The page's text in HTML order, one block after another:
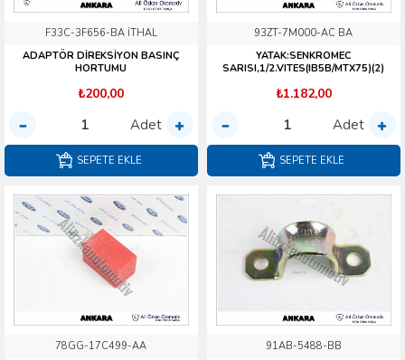
F33C-3F656-BA İTHAL
ADAPTÖR DİREKSİYON BASINÇ
HORTUMU
₺200,00
Adet
SEPETE EKLE
93ZT-7M000-AC BA
YATAK:SENKROMEC
SARISI,1/2.VITES(IB5B/MTX75)(2)
₺1.182,00
Adet
SEPETE EKLE
78GG-17C499-AA
91AB-5488-BB